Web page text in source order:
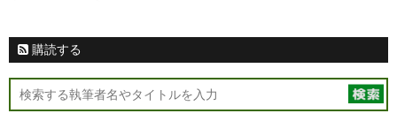
購読する